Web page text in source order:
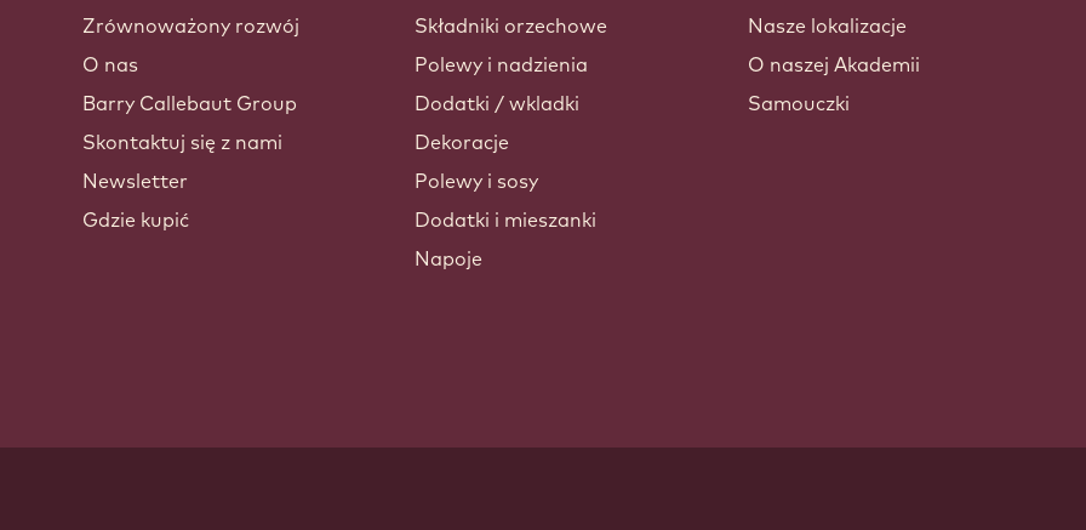
Zrównoważony rozwój
O nas
Barry Callebaut Group
Skontaktuj się z nami
Newsletter
Gdzie kupić
Składniki orzechowe
Polewy i nadzienia
Dodatki / wkladki
Dekoracje
Polewy i sosy
Dodatki i mieszanki
Napoje
Nasze lokalizacje
O naszej Akademii
Samouczki